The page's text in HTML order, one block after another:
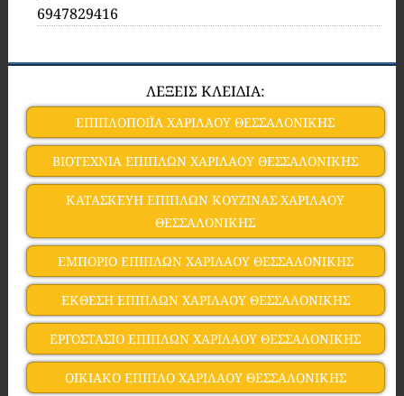
6947829416
ΛΕΞΕΙΣ ΚΛΕΙΔΙΑ:
ΕΠΙΠΛΟΠΟΙΪΑ ΧΑΡΙΛΑΟΥ ΘΕΣΣΑΛΟΝΙΚΗΣ
ΒΙΟΤΕΧΝΙΑ ΕΠΙΠΛΩΝ ΧΑΡΙΛΑΟΥ ΘΕΣΣΑΛΟΝΙΚΗΣ
ΚΑΤΑΣΚΕΥΗ ΕΠΙΠΛΩΝ ΚΟΥΖΙΝΑΣ ΧΑΡΙΛΑΟΥ
ΘΕΣΣΑΛΟΝΙΚΗΣ
ΕΜΠΟΡΙΟ ΕΠΙΠΛΩΝ ΧΑΡΙΛΑΟΥ ΘΕΣΣΑΛΟΝΙΚΗΣ
ΕΚΘΕΣΗ ΕΠΙΠΛΩΝ ΧΑΡΙΛΑΟΥ ΘΕΣΣΑΛΟΝΙΚΗΣ
ΕΡΓΟΣΤΑΣΙΟ ΕΠΙΠΛΩΝ ΧΑΡΙΛΑΟΥ ΘΕΣΣΑΛΟΝΙΚΗΣ
ΟΙΚΙΑΚΟ ΕΠΙΠΛΟ ΧΑΡΙΛΑΟΥ ΘΕΣΣΑΛΟΝΙΚΗΣ